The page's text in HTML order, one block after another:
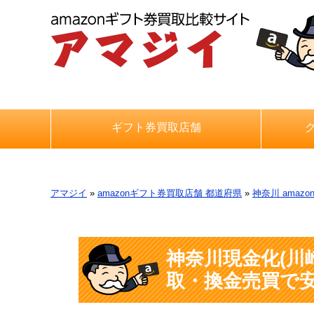
ギフト券買取店舗
アマジイ » amazonギフト券買取店舗 都道府県 » 神奈川
神奈川現金化(
取・換金売買で